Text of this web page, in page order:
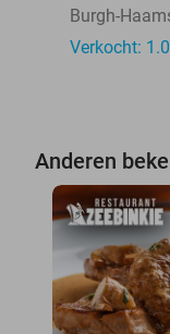
Burgh-
Verkocht:
Anderen